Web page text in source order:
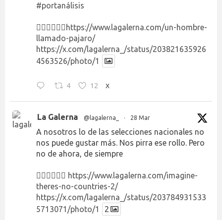
#portanálisis
👉🏻👉🏻👉🏻 https://www.lagalerna.com/un-hombre-
llamado-pajaro/
https://x.com/lagalerna_/status/203821635926
4563526/photo/1
4 12 X
La Galerna @lagalerna_ · 28 Mar
A nosotros lo de las selecciones nacionales no
nos puede gustar más. Nos pirra ese rollo. Pero
no de ahora, de siempre
👉🏻👉🏻👉🏻 https://www.lagalerna.com/imagine-
theres-no-countries-2/
https://x.com/lagalerna_/status/203784931533
5713071/photo/1
2